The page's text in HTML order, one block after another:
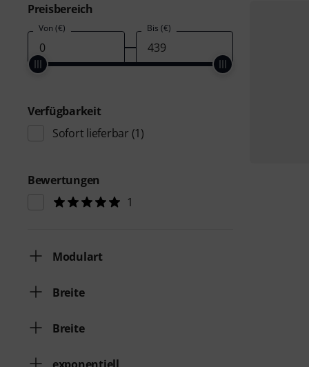
Preisbereich
Von (€) Bis (€)
Verfügbarkeit
Sofort lieferbar (1)
Bewertungen
1
Modulart
Breite
Breite